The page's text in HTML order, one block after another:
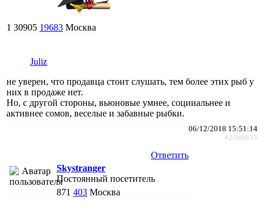
1 30905 19683 Москва
Juliz
не уверен, что продавца стоит слушать, тем более этих рыб у
них в продаже нет.
Но, с другой стороны, вьюновые умнее, социиальнее и
активнее сомов, веселые и забавные рыбки.
06/12/2018 15:51:14
#2568935
Ответить
Skystranger
Постоянный посетитель
871 403 Москва